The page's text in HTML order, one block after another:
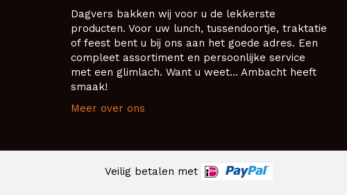
Dagvers bakken wij voor u de lekkerste
producten. Voor uw lunch, tussendoortje, traktatie
of feest bent u bij ons aan het goede adres. Een
compleet assortiment en persoonlijke service
met een glimlach. Want u weet... Ambacht heeft
smaak!
Meer over ons
Veilig betalen met